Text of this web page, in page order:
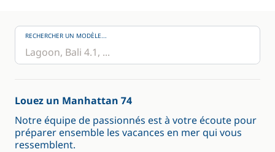
RECHERCHER UN MODÈLE...
Louez un Manhattan 74
Notre équipe de passionnés est à votre écoute pour
préparer ensemble les vacances en mer qui vous
ressemblent.